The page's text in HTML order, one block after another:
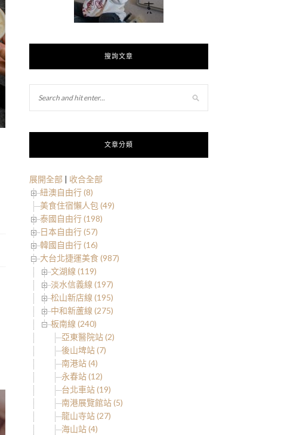
搜詢文章
文章分類
展開全部 | 收合全部
紐澳自由行 (8)
美食住宿懶人包 (49)
泰國自由行 (198)
日本自由行 (57)
韓國自由行 (16)
大台北捷運美食 (987)
文湖線 (119)
淡水信義線 (197)
松山新店線 (195)
中和新蘆線 (275)
板南線 (240)
亞東醫院站 (2)
後山埤站 (7)
南港站 (4)
永春站 (12)
台北車站 (19)
南港展覽館站 (5)
龍山寺站 (27)
海山站 (4)